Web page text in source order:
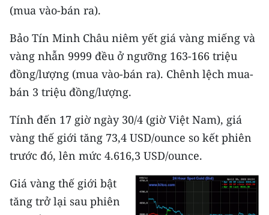
Trung du và miền núi phía Bắc
Đồng bằng sông Hồng
Bắc Trung Bộ
Duyên hải Nam Trung Bộ và Tây
Đông Nam Bộ
Đồng bằng sông Cửu Long
Chuyên trang Hà Nội
(mua vào-bán ra).
​​Bảo Tín Minh Châu niêm yết giá vàng miếng và
vàng nhẫn 9999 đều ở ngưỡng 163-166 triệu
đồng/lượng (mua vào-bán ra). Chênh lệch mua-
bán 3 triệu đồng/lượng.
​​Tính đến 17 giờ ngày 30/4 (giờ Việt Nam), giá
vàng thế giới tăng 73,4 USD/ounce so kết phiên
trước đó, lên mức 4.616,3 USD/ounce.
Giá vàng thế giới bật
tăng trở lại sau phiên